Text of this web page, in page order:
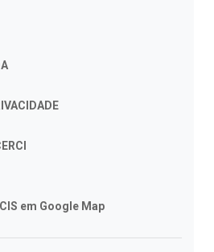
em Google Map